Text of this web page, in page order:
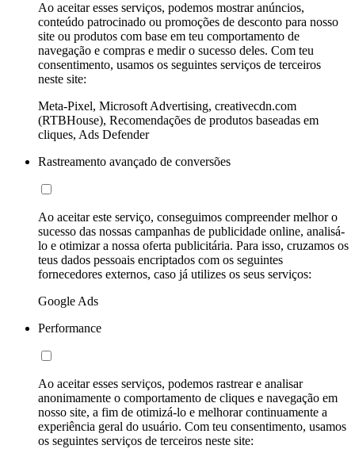
Ao aceitar esses serviços, podemos mostrar anúncios,
conteúdo patrocinado ou promoções de desconto para nosso
site ou produtos com base em teu comportamento de
navegação e compras e medir o sucesso deles. Com teu
consentimento, usamos os seguintes serviços de terceiros
neste site:
Meta-Pixel, Microsoft Advertising, creativecdn.com
(RTBHouse), Recomendações de produtos baseadas em
cliques, Ads Defender
Rastreamento avançado de conversões
Ao aceitar este serviço, conseguimos compreender melhor o
sucesso das nossas campanhas de publicidade online, analisá-
lo e otimizar a nossa oferta publicitária. Para isso, cruzamos os
teus dados pessoais encriptados com os seguintes
fornecedores externos, caso já utilizes os seus serviços:
Google Ads
Performance
Ao aceitar esses serviços, podemos rastrear e analisar
anonimamente o comportamento de cliques e navegação em
nosso site, a fim de otimizá-lo e melhorar continuamente a
experiência geral do usuário. Com teu consentimento, usamos
os seguintes serviços de terceiros neste site: